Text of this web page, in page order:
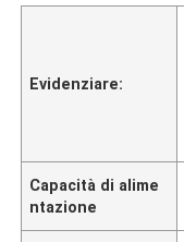
Evidenziare:
Capacità di alime
ntazione